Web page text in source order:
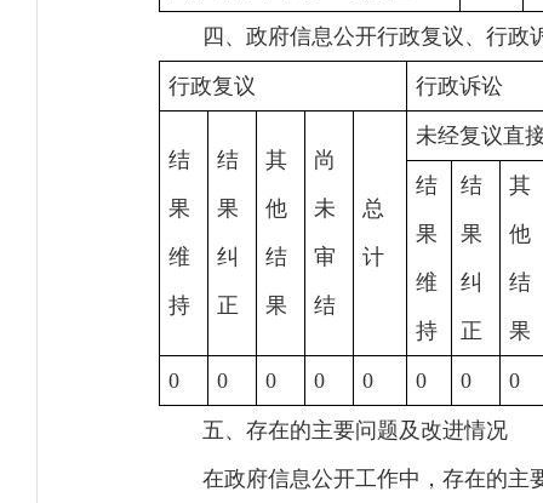
四、政府信息公开行政复议、行政
行政复议 行政诉讼
结
果
维
持
结
果
纠
正
其
他
结
果
尚
未
审
结
总
计
未经复议直
结
果
维
持
结
果
纠
正
其
他
结
果
0 0 0 0 0 0 0 0
五、存在的主要问题及改进情况
在政府信息公开工作中，存在的主